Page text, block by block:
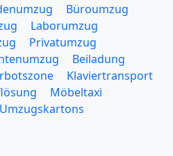
Büroumzug
Laborumzug
Privatumzug
Beiladung
Klaviertransport
Möbeltaxi
Umzugskartons